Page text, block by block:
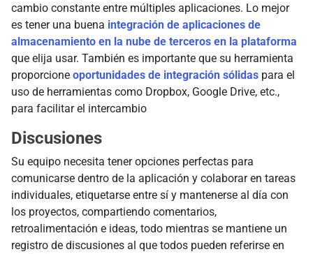
cambio constante entre múltiples aplicaciones. Lo mejor
es tener una buena integración de aplicaciones de
almacenamiento en la nube de terceros en la plataforma
que elija usar. También es importante que su herramienta
proporcione oportunidades de integración sólidas para el
uso de herramientas como Dropbox, Google Drive, etc.,
para facilitar el intercambio
Discusiones
Su equipo necesita tener opciones perfectas para
comunicarse dentro de la aplicación y colaborar en tareas
individuales, etiquetarse entre sí y mantenerse al día con
los proyectos, compartiendo comentarios,
retroalimentación e ideas, todo mientras se mantiene un
registro de discusiones al que todos pueden referirse en